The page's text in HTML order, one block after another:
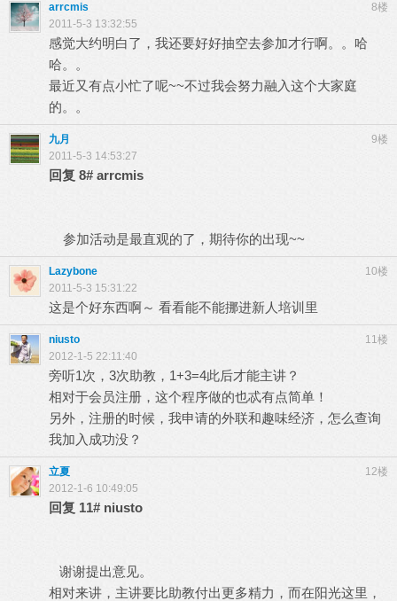
8楼
arrcmis
2011-5-3 13:32:55
感觉大约明白了，我还要好好抽空去参加才行啊。。哈
哈。。
最近又有点小忙了呢~~不过我会努力融入这个大家庭
的。。
9楼
九月
2011-5-3 14:53:27
回复 8# arrcmis
参加活动是最直观的了，期待你的出现~~
10楼
Lazybone
2011-5-3 15:31:22
这是个好东西啊～ 看看能不能挪进新人培训里
11楼
niusto
2012-1-5 22:11:40
旁听1次，3次助教，1+3=4此后才能主讲？
相对于会员注册，这个程序做的也忒有点简单！
另外，注册的时候，我申请的外联和趣味经济，怎么查询
我加入成功没？
12楼
立夏
2012-1-6 10:49:05
回复 11# niusto
谢谢提出意见。
相对来讲，主讲要比助教付出更多精力，而在阳光这里，